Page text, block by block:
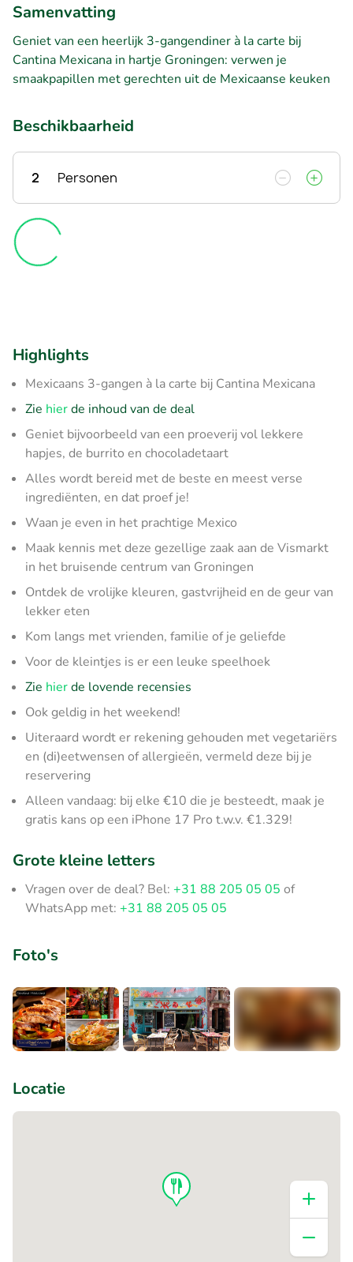
Samenvatting
Geniet van een heerlijk 3-gangendiner à la carte bij
Cantina Mexicana in hartje Groningen: verwen je
smaakpapillen met gerechten uit de Mexicaanse keuken
Beschikbaarheid
2 Personen
Highlights
Mexicaans 3-gangen à la carte bij Cantina Mexicana
Zie hierde inhoud van de deal
Geniet bijvoorbeeld van een proeverij vol lekkere
hapjes, de burrito en chocoladetaart
Alles wordt bereid met de beste en meest verse
ingrediënten, en dat proef je!
Waan je even in het prachtige Mexico
Maak kennis met deze gezellige zaak aan de Vismarkt
in het bruisende centrum van Groningen
Ontdek de vrolijke kleuren, gastvrijheid en de geur van
lekker eten
Kom langs met vrienden, familie of je geliefde
Voor de kleintjes is er een leuke speelhoek
Zie hierde lovende recensies
Ook geldig in het weekend!
Uiteraard wordt er rekening gehouden met vegetariërs
en (di)eetwensen of allergieën, vermeld deze bij je
reservering
Alleen vandaag: bij elke €10 die je besteedt, maak je
gratis kans op een iPhone 17 Pro t.w.v. €1.329!
Grote kleine letters
Vragen over de deal? Bel: +31 88 205 05 05 of
WhatsApp met: +31 88 205 05 05
Foto's
Locatie